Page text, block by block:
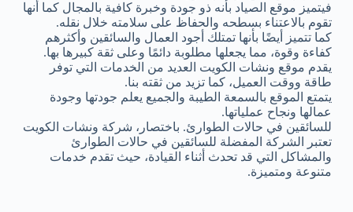
فيتميز موقع الصياد بأنه ذو جودة وخبرة كافية بالمجال كما أنها
تقوم بالاعتناء بسطحه والحفاظ على سلامته خلال نقله.
كما تتميز أيضًا بأنها تمتلك أجود العمال والسائقين وأكثرهم
كفاءة وقوة، مما يجعلها مطلوبة دائمًا وعلى ثقة كبيرها بها.
يقدم موقع ونشات الكويت العديد من الخدمات التي توفر
طاقة ووقت العميل، كما تزيد من ثقته بنا.
يتمتع الموقع بالسمعة الطيبة والجميع يعلم جودتها وجودة
عمالها ونجاح عملياتها.
للسائقين في حالات الطوارئ. باختصار، شركة ونشات الكويت
تعتبر الشركة المفضلة للسائقين في حالات الطوارئ
والمشاكل التي قد تحدث أثناء القيادة، حيث تقدم خدمات
متنوعة ومتميزة.